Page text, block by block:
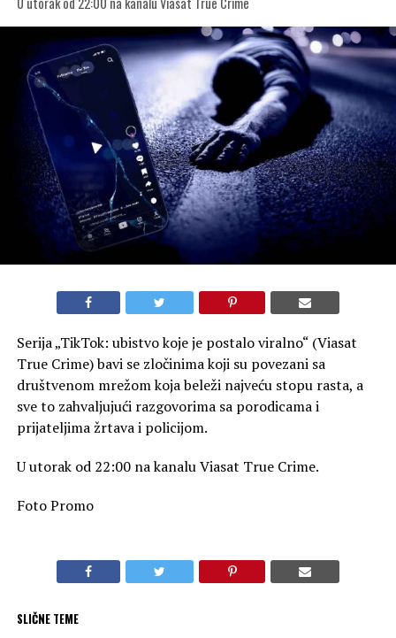
Serija „TikTok: ubistvo koje je postalo viralno“ (Viasat
True Crime) bavi se zločinima koji su povezani sa
društvenom mrežom koja beleži najveću stopu rasta, a
sve to zahvaljujući razgovorima sa porodicama i
prijateljima žrtava i policijom.
U utorak od 22:00 na kanalu Viasat True Crime.
Foto Promo
SLIČNE TEME